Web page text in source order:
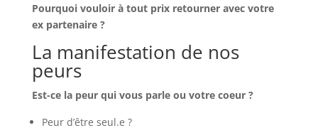
Pourquoi vouloir à tout prix retourner avec votre
ex partenaire ?
La manifestation de nos
peurs
Est-ce la peur qui vous parle ou votre coeur ?
Peur d’être seul.e ?